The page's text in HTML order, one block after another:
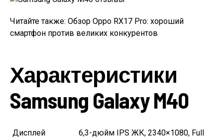
Читайте также: Обзор Oppo RX17 Pro: хороший
смартфон против великих конкурентов
Характеристики
Samsung Galaxy M40
Дисплей
6,3-дюйм IPS ЖК, 2340×1080, Full